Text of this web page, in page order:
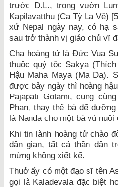
trước D.L., trong vườn
Kapilavatthu (Ca Tỳ La Vệ)
xứ Nepal ngày nay, có hạ
sau trở thành vị giáo chủ vĩ
Cha hoàng tử là Đức Vua
thuộc quý tộc Sakya
Hậu Maha Maya (Ma Da).
được bảy ngày thì hoàng
Pajapati Gotami, cũng
Phạn, thay thế bà để
là Nanda cho một bà vú nuôi
Khi tin lành hoàng tử chào
dân gian, tất cả thần dân
mừng không xiết kể.
Thuở ấy có một đạo sĩ tên
gọi là Kaladevala đặc biệt